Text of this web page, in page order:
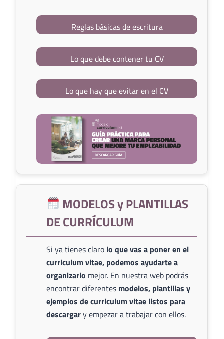
Reglas básicas de escritura
Lo que debe contener tu CV
Lo que hay que evitar en el CV
MODELOS y PLANTILLAS
DE CURRÍCULUM
Si ya tienes claro lo que vas a poner en el
curriculum vitae, podemos ayudarte a
organizarlo mejor. En nuestra web podrás
encontrar diferentes modelos, plantillas y
ejemplos de curriculum vitae listos para
descargary empezar a trabajar con ellos.